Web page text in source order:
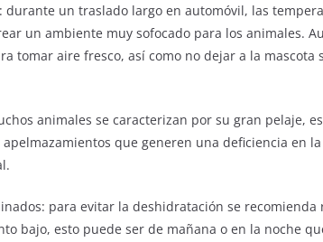
durante un traslado largo en automóvil, las
un ambiente muy sofocado para los animales.
tomar aire fresco, así como no dejar a la
animales se caracterizan por su gran pelaje,
que generen una deficiencia en
para evitar la deshidratación se recomienda
bajo, esto puede ser de mañana o en la noche